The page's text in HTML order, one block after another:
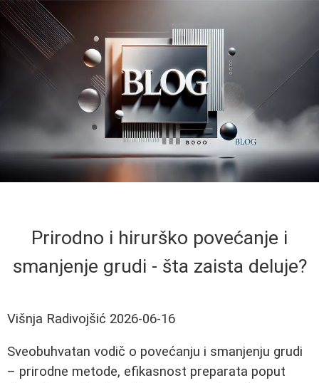
Prirodno i hirurško povećanje i
smanjenje grudi - šta zaista deluje?
Višnja Radivojšić 2026-06-16
Sveobuhvatan vodič o povećanju i smanjenju grudi
– prirodne metode, efikasnost preparata poput